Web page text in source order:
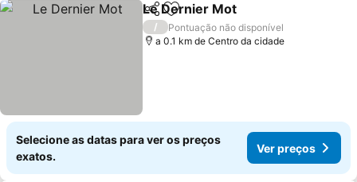
PartilharAdicionar aos favoritos
Le Dernier Mot
/
Pontuação não disponível
a 0.1 km de Centro da cidade
Selecione as datas para ver os preços
exatos.
Ver preços